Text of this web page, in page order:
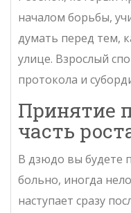
началом борьбы,
думать перед тем,
улице. Взрослый
протокола и
Принятие
часть
В дзюдо вы будете
больно, иногда
наступает сразу